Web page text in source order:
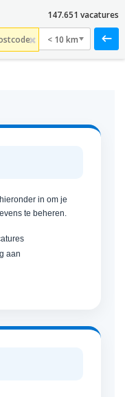
< 10 km
147.651 vacatures
in om je
te beheren.
aan